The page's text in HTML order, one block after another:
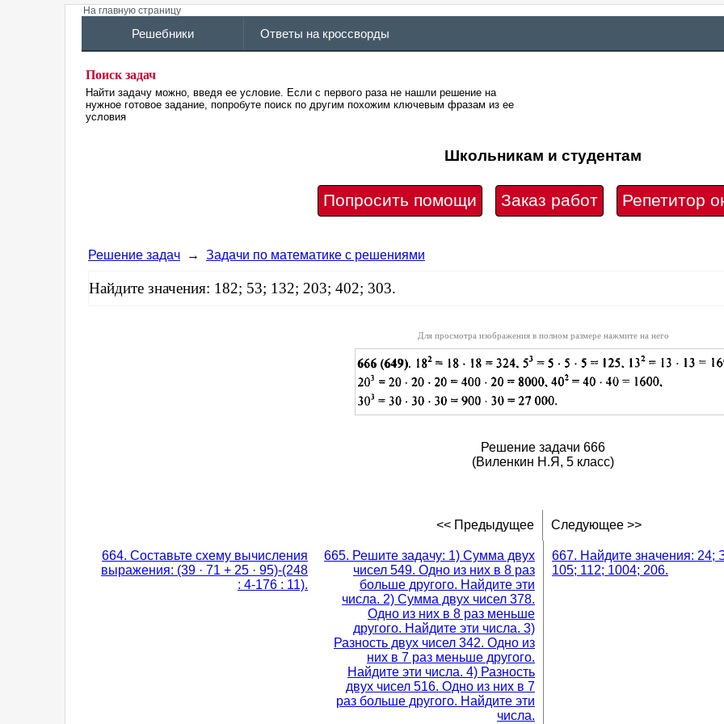
На главную страницу
Решебники Ответы на кроссворды
Поиск задач
Найти задачу можно, введя ее условие. Если с первого раза не нашли решение на
нужное готовое задание, попробуте поиск по другим похожим ключевым фразам из ее
условия
Школьникам и студентам
Попросить помощи Заказ работ Репетитор
Решение задач → Задачи по математике с решениями
Найдите значения: 182; 53; 132; 203; 402; 303.
Для просмотра изображения в полном размере нажмите на него
Решение задачи 666
(Виленкин Н.Я, 5 класс)
<< Предыдущее Следующее >>
664. Составьте схему вычисления
выражения: (39 · 71 + 25 · 95)-(248
: 4-176 : 11).
665. Решите задачу: 1) Сумма двух
чисел 549. Одно из них в 8 раз
больше другого. Найдите эти
числа. 2) Сумма двух чисел 378.
Одно из них в 8 раз меньше
другого. Найдите эти числа. 3)
Разность двух чисел 342. Одно из
них в 7 раз меньше другого.
Найдите эти числа. 4) Разность
двух чисел 516. Одно из них в 7
раз больше другого. Найдите эти
числа.
667. Найдите значения: 24;
105; 112; 1004; 206.